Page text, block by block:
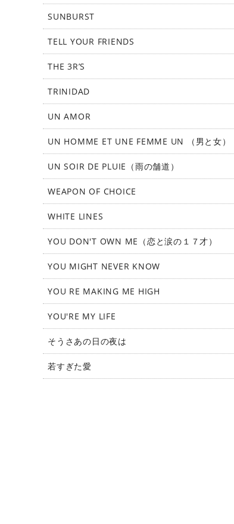
SUNBURST
TELL YOUR FRIENDS
THE 3R’S
TRINIDAD
UN AMOR
UN HOMME ET UNE FEMME UN （男と女）
UN SOIR DE PLUIE（雨の舗道）
WEAPON OF CHOICE
WHITE LINES
YOU DON'T OWN ME（恋と涙の１７才）
YOU MIGHT NEVER KNOW
YOU RE MAKING ME HIGH
YOU'RE MY LIFE
そうさあの日の夜は
若すぎた愛